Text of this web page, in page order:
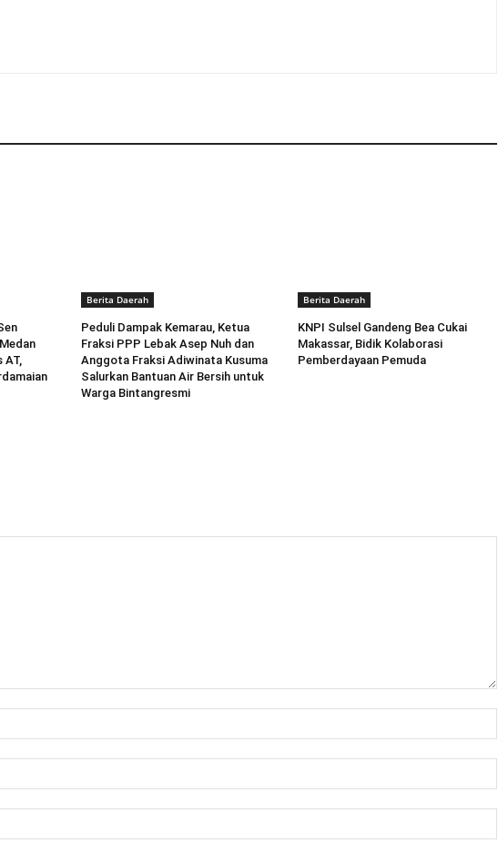
Berita Daerah
Peduli Dampak Kemarau, Ketua
Fraksi PPP Lebak Asep Nuh dan
Anggota Fraksi Adiwinata Kusuma
Salurkan Bantuan Air Bersih untuk
Warga Bintangresmi
Berita Daerah
KNPI Sulsel Gandeng Bea Cukai
Makassar, Bidik Kolaborasi
Pemberdayaan Pemuda